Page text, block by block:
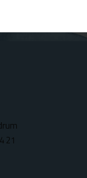
21